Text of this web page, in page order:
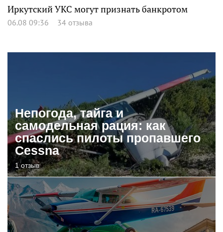
Иркутский УКС могут признать банкротом
06.08 09:36 34 отзыва
Непогода, тайга и
самодельная рация: как
спаслись пилоты пропавшего
Cessna
1 отзыв